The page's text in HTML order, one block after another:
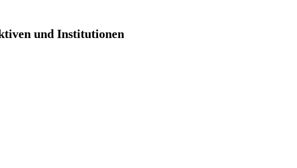
und Institutionen